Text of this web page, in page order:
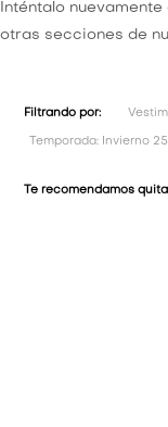
Inténtalo
otras secciones de
Filtrando por:
Temporada: Invierno 25
Te recomendamos
CAMISETAS Y
CAMPERAS
BUZOS Y
ZAPATOS
CAMISETAS Y
CAMPERAS
BUZOS Y
ZAPATOS
CAMPERAS
CAMISETAS Y
BUZOS Y
CAMISAS Y
25% OFF
40% OFF
50% OFF